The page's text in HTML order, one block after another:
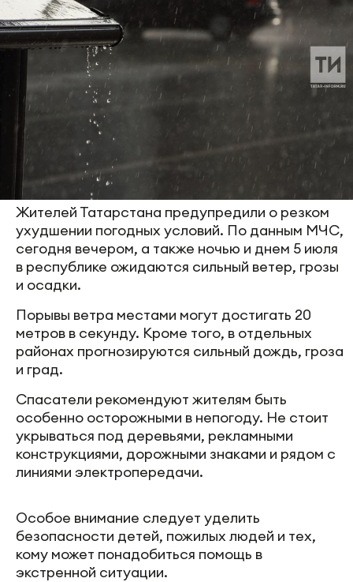
Жителей Татарстана предупредили о резком
ухудшении погодных условий. По данным МЧС,
сегодня вечером, а также ночью и днем 5 июля
в республике ожидаются сильный ветер, грозы
и осадки.
Порывы ветра местами могут достигать 20
метров в секунду. Кроме того, в отдельных
районах прогнозируются сильный дождь, гроза
и град.
Спасатели рекомендуют жителям быть
особенно осторожными в непогоду. Не стоит
укрываться под деревьями, рекламными
конструкциями, дорожными знаками и рядом с
линиями электропередачи.
Особое внимание следует уделить
безопасности детей, пожилых людей и тех,
кому может понадобиться помощь в
экстренной ситуации.